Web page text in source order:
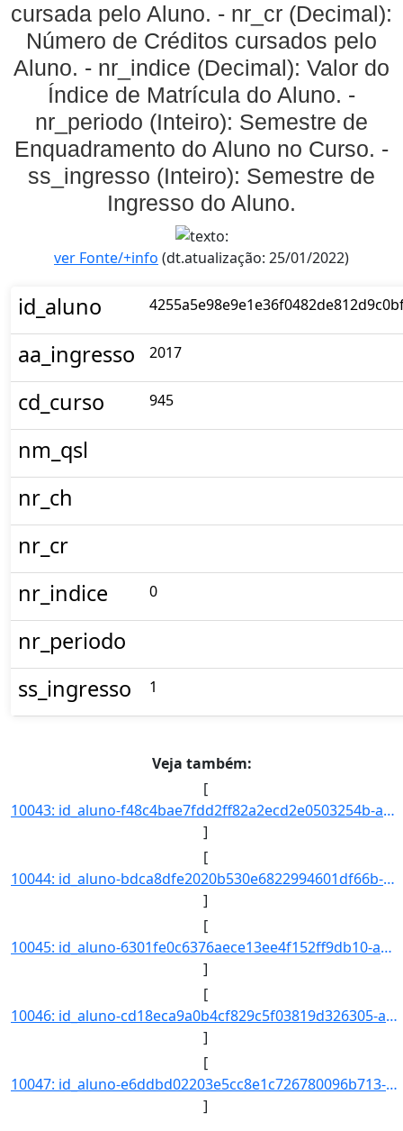
cursada pelo Aluno. - nr_cr (Decimal):
Número de Créditos cursados pelo
Aluno. - nr_indice (Decimal): Valor do
Índice de Matrícula do Aluno. -
nr_periodo (Inteiro): Semestre de
Enquadramento do Aluno no Curso. -
ss_ingresso (Inteiro): Semestre de
Ingresso do Aluno.
ver Fonte/+info (dt.atualização: 25/01/2022)
id_aluno
aa_ingresso 2017
cd_curso 945
nm_qsl
nr_ch
nr_cr
nr_indice
0
nr_periodo
ss_ingresso
1
Veja também:
[
10043: id_aluno-f48c4bae7fdd2ff82a2ecd2e0503254b-aa_ingresso-2017-cd_curso-945-nm_qsl--nr_ch--nr_cr--nr_ind]
]
[
10044: id_aluno-bdca8dfe2020b530e6822994601df66b-aa_ingresso-2017-cd_curso-945-nm_qsl--nr_ch--nr_cr--nr_ind]
]
[
10045: id_aluno-6301fe0c6376aece13ee4f152ff9db10-aa_ingresso-2017-cd_curso-945-nm_qsl--nr_ch--nr_cr--nr_ind]
]
[
10046: id_aluno-cd18eca9a0b4cf829c5f03819d326305-aa_ingresso-2017-cd_curso-945-nm_qsl--nr_ch--nr_cr--nr_ind]
]
[
10047: id_aluno-e6ddbd02203e5cc8e1c726780096b713-aa_ingresso-2017-cd_curso-945-nm_qsl--nr_ch--nr_cr--nr_ind]
]